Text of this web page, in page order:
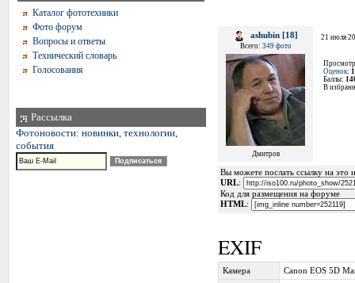
Каталог фототехники
Фото форум
Вопросы и ответы
Технический словарь
Голосования
Рассылка
Фотоновости: новинки, технологии,
события
ashubin [18]
Всего: 349 фото
Дмитров
21 июля
Оценок:
Баллы:
В
Вы можете послать ссылку на это
URL:
Код для размещения на форуме
HTML:
EXIF
Камера
Canon EOS 5D